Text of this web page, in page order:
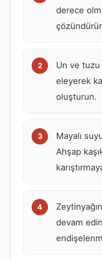
derece
Un ve tuzu
eleyerek
oluşturun.
Mayalı
Ahşap
devam